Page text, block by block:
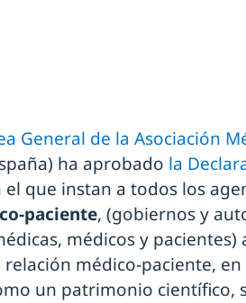
General de la Asociación
ha aprobado la
que instan a todos los
paciente, (gobiernos y
médicos y
médico-paciente,
un patrimonio científico,